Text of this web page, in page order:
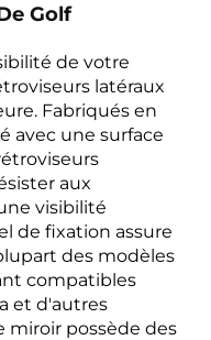
Golf
de votre
latéraux
Fabriqués en
avec une surface
aux
visibilité
de fixation assure
des modèles
compatibles
et d'autres
miroir possède des